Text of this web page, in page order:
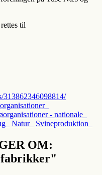
til
313862346098814/
- nationale
Natur Svineproduktion
OM: